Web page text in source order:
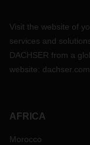
Visit the website of
services and
DACHSER from a
website: dachser.com
AFRICA
Morocco